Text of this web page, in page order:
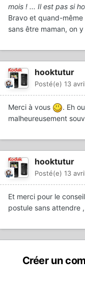
mois ! ... Il est pas si
Bravo et quand-
sans être maman, on
hooktutur
Posté(e) 13
Merci à vous
. Eh
malheureusement
hooktutur
Posté(e) 13
Et merci pour le
postule sans attendre
Créer un